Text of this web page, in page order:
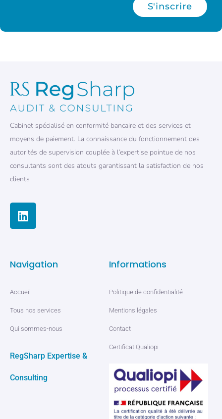
S'inscrire
Cabinet spécialisé en conformité bancaire et des services et
moyens de paiement. La connaissance du fonctionnement des
autorités de supervision couplée à l’expertise pointue de nos
consultants sont des atouts garantissant la satisfaction de nos
clients
Navigation
Accueil
Tous nos services
Qui sommes-nous
RegSharp Expertise &
Consulting
Informations
Politique de confidentialité
Mentions légales
Contact
Certificat Qualiopi